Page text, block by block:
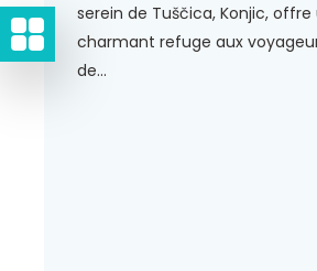
serein de Tuščica, Konjic, offre
charmant refuge aux
de...